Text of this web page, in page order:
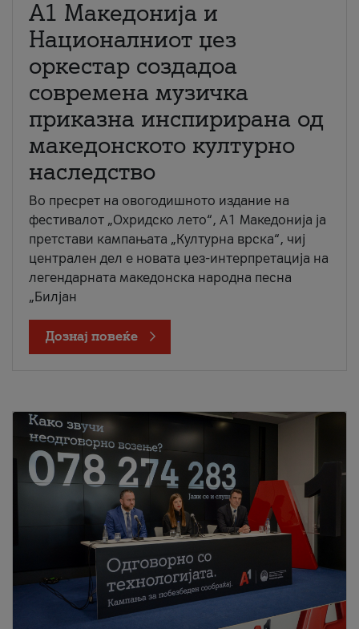
А1 Македонија и
Националниот џез
оркестар создадоа
современа музичка
приказна инспирирана од
македонското културно
наследство
Во пресрет на овогодишното издание на
фестивалот „Охридско лето“, А1 Македонија ја
претстави кампањата „Културна врска“, чиј
централен дел е новата џез-интерпретација на
легендарната македонска народна песна
„Билјан
Дознај повеќе